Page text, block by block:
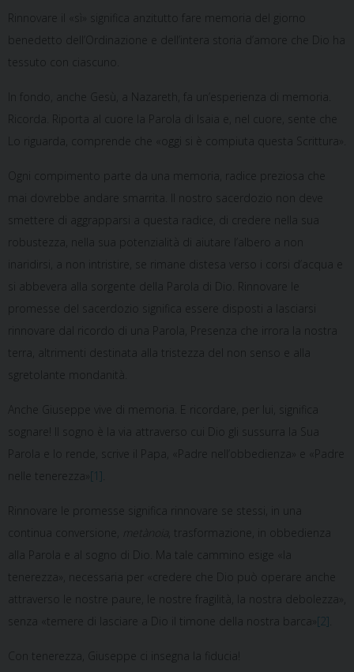
Rinnovare il «sì» significa anzitutto fare memoria del giorno
benedetto dell’Ordinazione e dell’intera storia d’amore che Dio ha
tessuto con ciascuno.
In fondo, anche Gesù, a Nazareth, fa un’esperienza di memoria.
Ricorda. Riporta al cuore la Parola di Isaia e, nel cuore, sente che
Lo riguarda, comprende che «oggi si è compiuta questa Scrittura».
Ogni compimento parte da una memoria, radice preziosa che
mai dovrebbe andare smarrita. Il nostro sacerdozio non deve
smettere di aggrapparsi a questa radice, di credere nella sua
robustezza, nella sua potenzialità di aiutare l’albero a non
inaridirsi, a non intristire, se rimane distesa verso i corsi d’acqua e
si abbevera alla sorgente della Parola di Dio. Rinnovare le
promesse del sacerdozio significa essere disposti a lasciarsi
rinnovare dal ricordo di una Parola, Presenza che irrora la nostra
terra, altrimenti destinata alla tristezza del non senso e alla
sgretolante mondanità.
Anche Giuseppe vive di memoria. E ricordare, per lui, significa
sognare! Il sogno è la via attraverso cui Dio gli sussurra la Sua
Parola e lo rende, scrive il Papa, «Padre nell’obbedienza» e «Padre
nelle tenerezza» [1]
Rinnovare le promesse significa rinnovare se stessi, in una
continua conversione,
, trasformazione, in obbedienza
alla Parola e al sogno di Dio. Ma tale cammino esige «la
tenerezza», necessaria per «credere che Dio può operare anche
attraverso le nostre paure, le nostre fragilità, la nostra debolezza»,
senza «temere di lasciare a Dio il timone della nostra barca» [2]
Con tenerezza, Giuseppe ci insegna la fiducia!